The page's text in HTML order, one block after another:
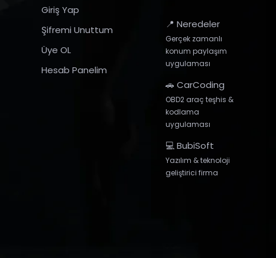
Giriş Yap
Şifremi Unuttum
Üye OL
Hesab Panelim
📍 Neredeler
Gerçek zamanlı
konum paylaşım
uygulaması
🚗 CarCoding
OBD2 araç teşhis &
kodlama
uygulaması
💻 BubiSoft
Yazılım & teknoloji
geliştirici firma